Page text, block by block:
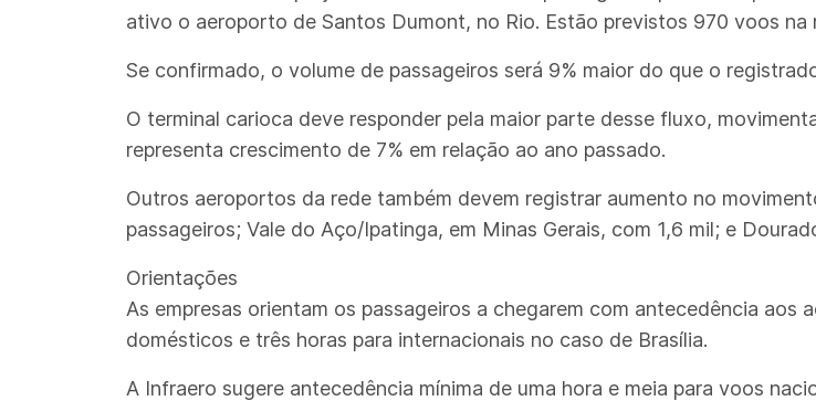
ativo o aeroporto de Santos Dumont, no Rio. Estão previstos 970 voos na
Se confirmado, o volume de passageiros será 9% maior do que o
O terminal carioca deve responder pela maior parte desse fluxo,
representa crescimento de 7% em relação ao ano passado.
Outros aeroportos da rede também devem registrar aumento no
passageiros; Vale do Aço/Ipatinga, em Minas Gerais, com 1,6 mil; e
Orientações
As empresas orientam os passageiros a chegarem com antecedência
domésticos e três horas para internacionais no caso de Brasília.
A Infraero sugere antecedência mínima de uma hora e meia para voos